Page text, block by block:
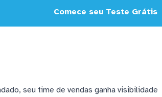
Comece seu Teste Grátis
seu time de vendas ganha visibilidade